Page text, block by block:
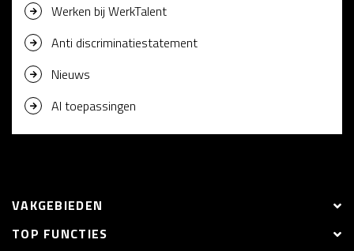
Werken bij WerkTalent
Anti discriminatiestatement
Nieuws
AI toepassingen
VAKGEBIEDEN
TOP FUNCTIES